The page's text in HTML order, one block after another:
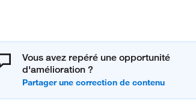
Vous avez repéré une opportunité
d'amélioration ?